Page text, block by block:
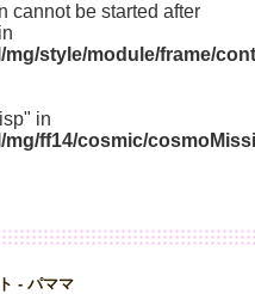
cannot be started after
style/module/frame/
in
ff14/cosmic/
- パママ